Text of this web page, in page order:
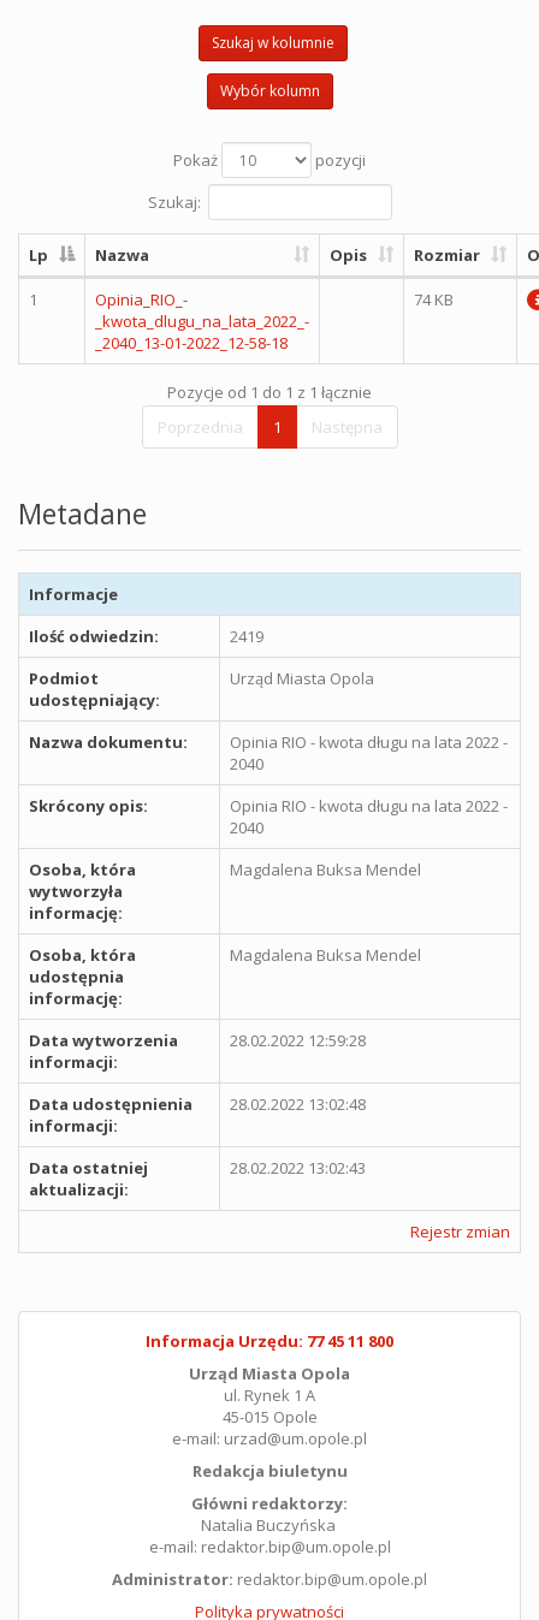
Szukaj w kolumnie
Wybór kolumn
Pokaż
pozycji
Szukaj:
Lp Nazwa Opis Rozmiar
1
Opinia_RIO_-
_kwota_dlugu_na_lata_2022_-
_2040_13-01-2022_12-58-18
74 KB
Pozycje od 1 do 1 z 1 łącznie
Poprzednia
1 Następna
Metadane
Informacje
Ilość odwiedzin:
2419
Podmiot
udostępniający:
Urząd Miasta Opola
Nazwa dokumentu:
Opinia RIO - kwota długu na lata 2022 -
2040
Skrócony opis:
Opinia RIO - kwota długu na lata 2022 -
2040
Osoba, która
wytworzyła
informację:
Magdalena Buksa Mendel
Osoba, która
udostępnia
informację:
Magdalena Buksa Mendel
Data wytworzenia
informacji:
28.02.2022 12:59:28
Data udostępnienia
informacji:
28.02.2022 13:02:48
Data ostatniej
aktualizacji:
28.02.2022 13:02:43
Rejestr zmian
Informacja Urzędu: 77 45 11 800
Urząd Miasta Opola
ul. Rynek 1 A
45-015 Opole
e-mail: urzad@um.opole.pl
Redakcja biuletynu
Główni redaktorzy:
Natalia Buczyńska
e-mail: redaktor.bip@um.opole.pl
Administrator: redaktor.bip@um.opole.pl
Polityka prywatności